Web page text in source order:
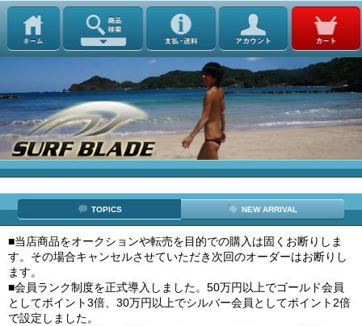
TOPICS NEW ARRIVAL
■当店商品をオークションや転売を目的での購入は固くお断りしま
す。その場合キャンセルさせていただき次回のオーダーはお断りし
ます。
■会員ランク制度を正式導入しました。50万円以上でゴールド会員
としてポイント3倍、30万円以上でシルバー会員としてポイント2倍
で設定しました。